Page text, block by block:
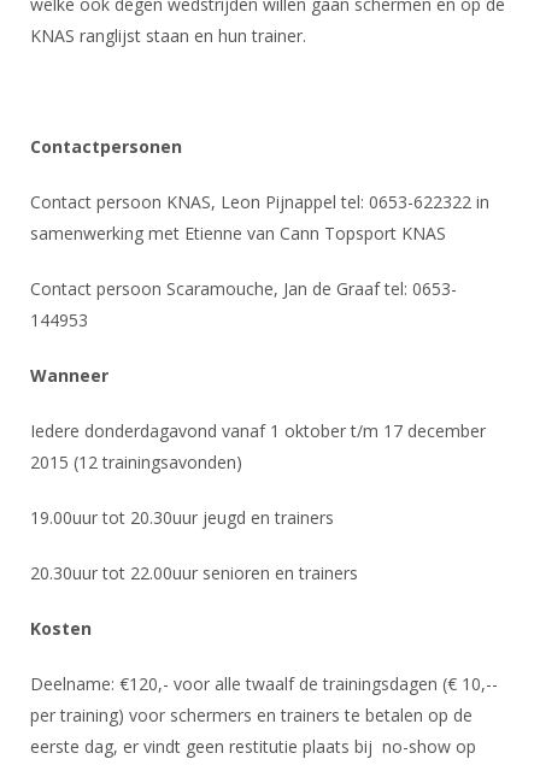
Overschrijven leden
Import inschrijvingen uit Nahouw
Promotie en logo
Geschiedenis van het schermen
Bibliotheek
KNAS ranglijst staan en hun trainer.
Contactpersonen
Contact persoon KNAS, Leon Pijnappel tel: 0653-622322 in
samenwerking met Etienne van Cann Topsport KNAS
Contact persoon Scaramouche, Jan de Graaf tel: 0653-
144953
Wanneer
Iedere donderdagavond vanaf 1 oktober t/m 17 december
2015 (12 trainingsavonden)
19.00uur tot 20.30uur jeugd en trainers
20.30uur tot 22.00uur senioren en trainers
Kosten
Deelname: €120,- voor alle twaalf de trainingsdagen (€ 10,--
per training) voor schermers en trainers te betalen op de
eerste dag, er vindt geen restitutie plaats bij no-show op